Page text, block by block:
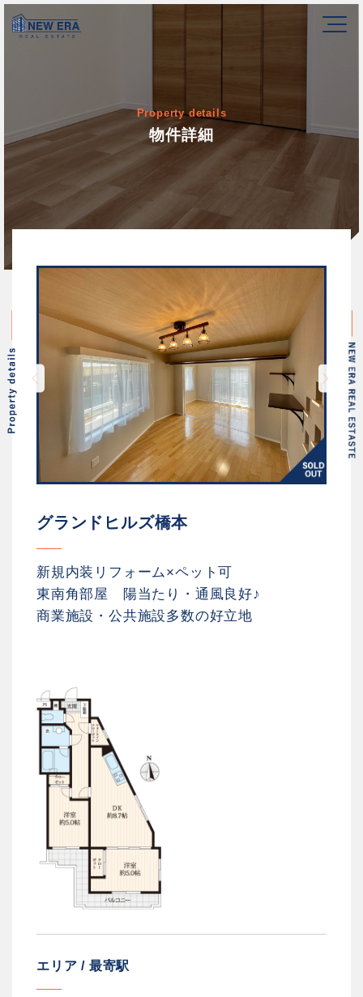
Property details
物件詳細
グランドヒルズ橋本
新規内装リフォーム×ペット可
東南角部屋 陽当たり・通風良好♪
商業施設・公共施設多数の好立地
エリア / 最寄駅